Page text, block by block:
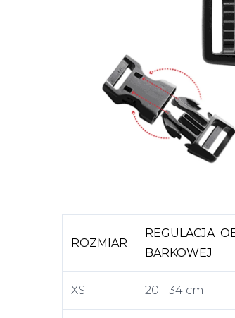
ROZMIAR
REGULACJA
BARKOWEJ
XS 20 - 34 cm